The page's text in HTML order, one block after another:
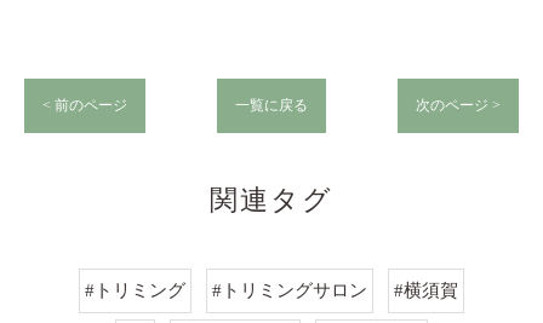
< 前のページ 一覧に戻る 次のページ >
関連タグ
#トリミング #トリミングサロン #横須賀